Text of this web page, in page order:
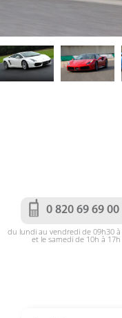
0 820 69 69 00
du lundi au vendredi de 09h30 à
et le samedi de 10h à 17h